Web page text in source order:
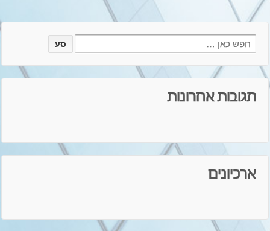
Search
for:
תגובות אחרונות
ארכיונים